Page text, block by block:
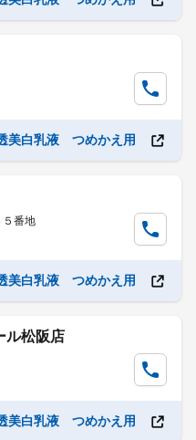
美白乳液 つめかえ用
５番地
美白乳液 つめかえ用
ル松阪店
美白乳液 つめかえ用